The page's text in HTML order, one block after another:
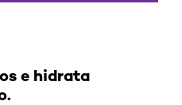
e hidrata